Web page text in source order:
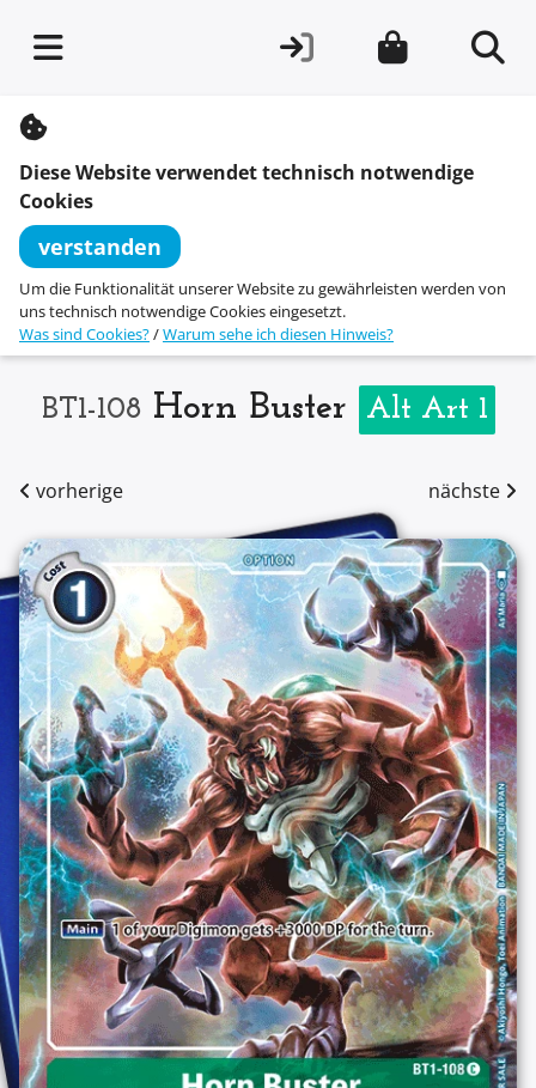
n
Diese Website verwendet technisch notwendige
Cookies
verstanden
Um die Funktionalität unserer Website zu gewährleisten werden von
uns technisch notwendige Cookies eingesetzt.
Was sind Cookies?/Warum sehe ich diesen Hinweis?
BT1-108Horn Buster Alt Art 1
vorherige nächste